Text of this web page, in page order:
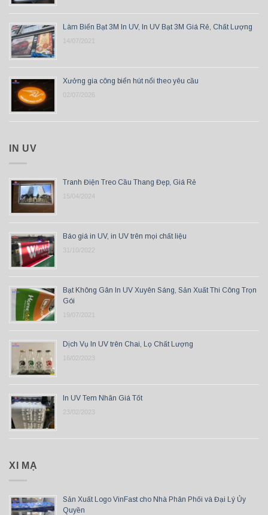
Làm Biển Bạt 3M In UV, In UV Bạt 3M Giá Rẻ, Chất Lượng
14/07/2021
Xưởng gia công biển hút nổi theo yêu cầu
02/07/2026
IN UV
Tranh Điện Treo Cầu Thang Đẹp, Giá Rẻ
15/04/2024
Báo giá in UV, in UV trên mọi chất liệu
31/10/2022
Bạt Không Gân In UV Xuyên Sáng, Sản Xuất Thi Công Trọn
Gói
19/07/2021
Dịch Vụ In UV trên Chai, Lọ Chất Lượng
16/02/2023
In UV Tem Nhãn Giá Tốt
23/02/2023
XI MẠ
Sản Xuất Logo VinFast cho Nhà Phân Phối và Đại Lý Ủy
Quyền